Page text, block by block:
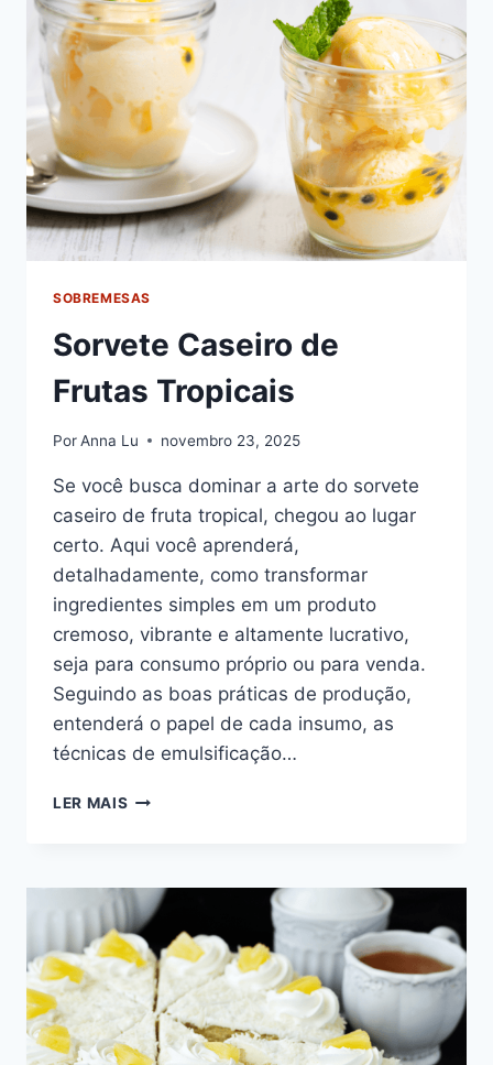
FÁCIL
DE
FAZER
SOBREMESAS
Sorvete Caseiro de
Frutas Tropicais
PorAnna Lu novembro 23, 2025
Se você busca dominar a arte do sorvete
caseiro de fruta tropical, chegou ao lugar
certo. Aqui você aprenderá,
detalhadamente, como transformar
ingredientes simples em um produto
cremoso, vibrante e altamente lucrativo,
seja para consumo próprio ou para venda.
Seguindo as boas práticas de produção,
entenderá o papel de cada insumo, as
técnicas de emulsificação…
LER MAIS SORVETE
TROPICAIS